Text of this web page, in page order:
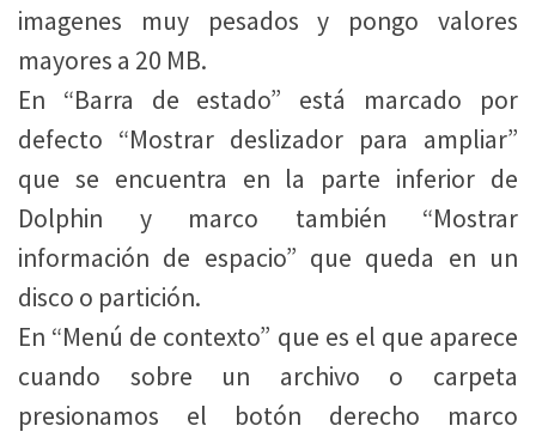
imagenes muy pesados y pongo valores
mayores a 20 MB.
En “Barra de estado” está marcado por
defecto “Mostrar deslizador para ampliar”
que se encuentra en la parte inferior de
Dolphin y marco también “Mostrar
información de espacio” que queda en un
disco o partición.
En “Menú de contexto” que es el que aparece
cuando sobre un archivo o carpeta
presionamos el botón derecho marco